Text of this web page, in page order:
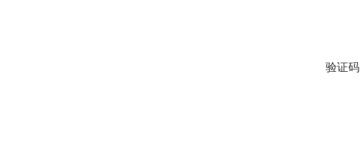
验证码